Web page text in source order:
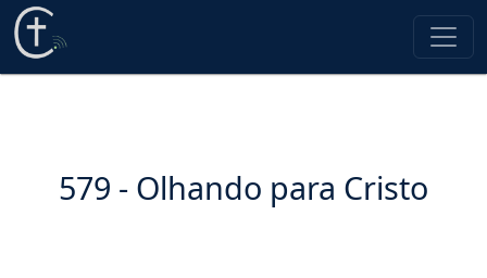
579 - Olhando para Cristo